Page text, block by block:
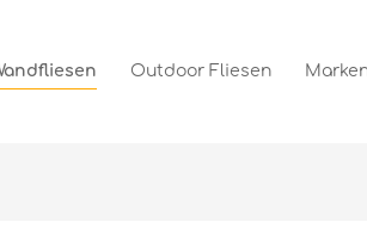
Outdoor Fliesen